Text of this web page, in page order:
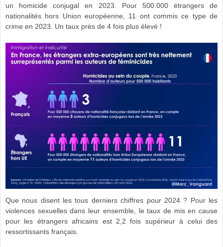
un homicide conjugal en 2023. Pour 500.000 étrangers de
nationalités hors Union européenne, 11 ont commis ce type de
crime en 2023. Un taux près de 4 fois plus élevé !
Que nous disent les tous derniers chiffres pour 2024 ? Pour les
violences sexuelles dans leur ensemble, le taux de mis en cause
pour les étrangers africains est 2,2 fois supérieur à celui des
ressortissants français.